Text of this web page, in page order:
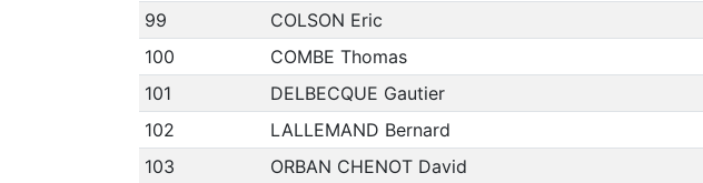
99
COLSON Eric
100
COMBE Thomas
101
DELBECQUE Gautier
102
LALLEMAND Bernard
103
ORBAN CHENOT David